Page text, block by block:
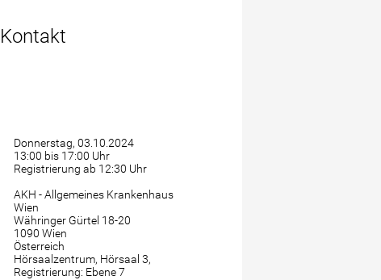
Kontakt
Donnerstag, 03.10.2024
13:00 bis 17:00 Uhr
Registrierung ab 12:30 Uhr
AKH - Allgemeines Krankenhaus
Wien
Währinger Gürtel 18-20
1090 Wien
Österreich
Hörsaalzentrum, Hörsaal 3,
Registrierung: Ebene 7